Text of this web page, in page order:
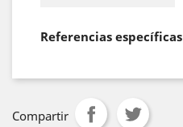
Referencias específicas
Compartir